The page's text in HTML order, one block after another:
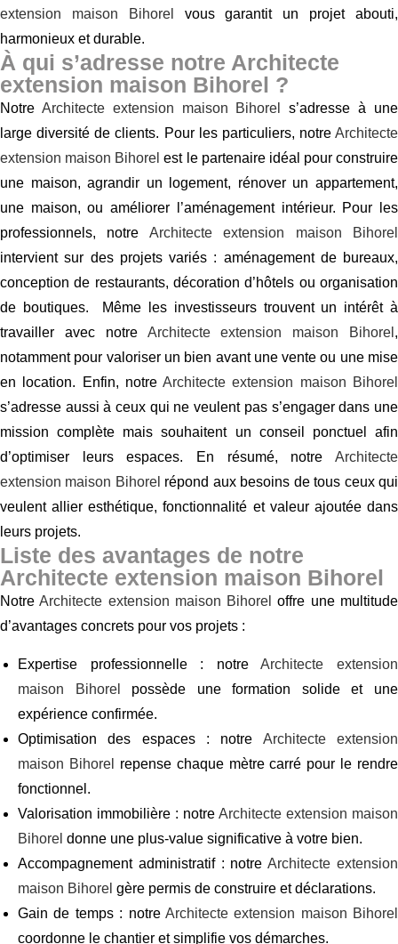
extension maison Bihorel
vous garantit un projet abouti,
harmonieux et durable.
À qui s’adresse notre Architecte
extension maison Bihorel ?
Notre Architecte extension maison Bihorel
s’adresse à une
large diversité de clients. Pour les particuliers, notre Architecte
extension maison Bihorel est le partenaire idéal pour construire
une maison, agrandir un logement, rénover un appartement,
une maison, ou améliorer l’aménagement intérieur. Pour les
professionnels, notre Architecte extension maison Bihorel
intervient sur des projets variés : aménagement de bureaux,
conception de restaurants, décoration d’hôtels ou organisation
de boutiques. Même les investisseurs trouvent un intérêt à
travailler avec notre Architecte extension maison Bihorel ,
notamment pour valoriser un bien avant une vente ou une mise
en location. Enfin, notreArchitecte extension maison Bihorel
s’adresse aussi à ceux qui ne veulent pas s’engager dans une
mission complète mais souhaitent un conseil ponctuel afin
d’optimiser leurs espaces. En résumé, notre Architecte
extension maison Bihorel répond aux besoins de tous ceux qui
veulent allier esthétique, fonctionnalité et valeur ajoutée dans
leurs projets.
Liste des avantages de notre
Architecte extension maison Bihorel
NotreArchitecte extension maison Bihorel offre une multitude
d’avantages concrets pour vos projets :
Expertise professionnelle : notreArchitecte extension
maison Bihorel
possède une formation solide et une
expérience confirmée.
Optimisation des espaces : notre Architecte extension
maison Bihorel
repense chaque mètre carré pour le rendre
fonctionnel.
Valorisation immobilière : notre Architecte extension maison
Bihorel donne une plus-value significative à votre bien.
Accompagnement administratif : notreArchitecte extension
maison Bihorel gère permis de construire et déclarations.
Gain de temps : notre Architecte extension maison Bihorel
coordonne le chantier et simplifie vos démarches.